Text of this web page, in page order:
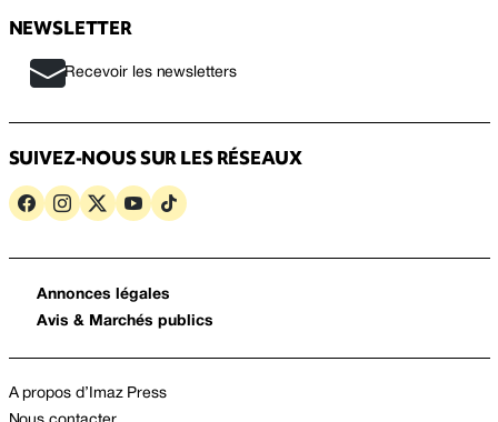
NEWSLETTER
Recevoir les newsletters
SUIVEZ-NOUS SUR LES RÉSEAUX
Annonces légales
Avis & Marchés publics
A propos d’Imaz Press